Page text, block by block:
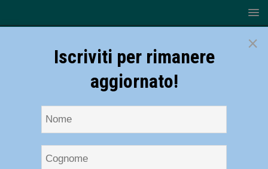
×
Iscriviti per rimanere
aggiornato!